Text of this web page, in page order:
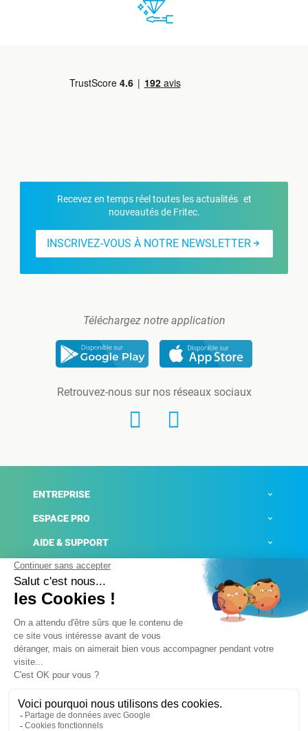
Recevez en temps réel toutes les actualités et
nouveautés de Fritec.
INSCRIVEZ-VOUS À NOTRE NEWSLETTER
Téléchargez notre application
Retrouvez-nous sur nos réseaux sociaux
ENTREPRISE
ESPACE PRO
AIDE & SUPPORT
ACTUALITÉS
Mentions légales
Conditions générales de ventes